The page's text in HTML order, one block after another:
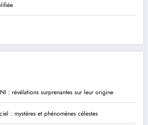
: révélations surprenantes sur leur origine
: mystères et phénomènes célestes